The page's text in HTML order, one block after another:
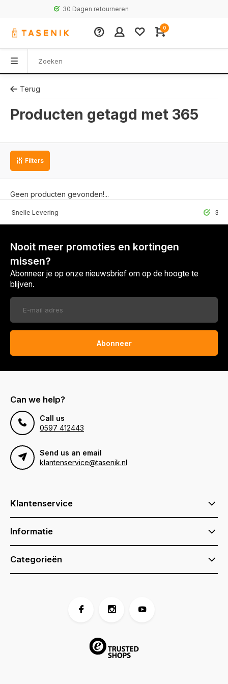
30 Dagen retourneren
0
Terug
Producten getagd met 365
Filters
Geen producten gevonden!...
Levering 30 Dagen
Nooit meer promoties en kortingen
missen?
Abonneer je op onze nieuwsbrief om op de hoogte te
blijven.
Abonneer
Can we help?
Call us
0597 412443
Send us an email
klantenservice@tasenik.nl
Klantenservice
Informatie
Categorieën